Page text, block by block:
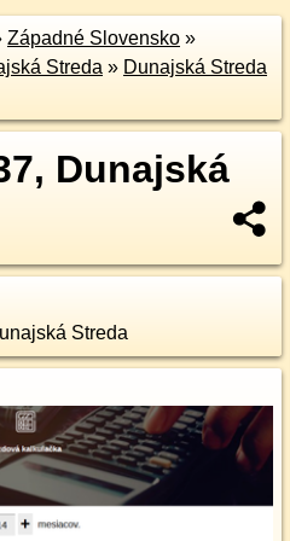
Západné Slovensko »
Streda » Dunajská Streda
Dunajská
Streda